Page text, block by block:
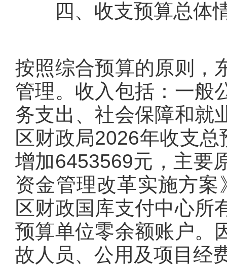
四、收支预算总体
按照综合预算的原则，
管理。收入包括：一般
务支出、社会保障和就
区财政局2026年收支
增加6453569元，主要
资金管理改革实施方
区财政国库支付中心所
预算单位零余额账户。
故人员、公用及项目经